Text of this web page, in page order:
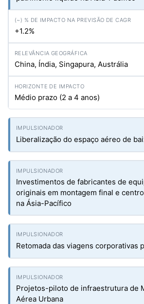
+1.2%
China, Índia, Singapura, Austrália
Médio prazo (2 a 4 anos)
Liberalização do espaço aéreo de
Investimentos de fabricantes de
originais em montagem final e
na Ásia-Pacífico
Retomada das viagens corporativas
Projetos-piloto de infraestrutura de
Aérea Urbana